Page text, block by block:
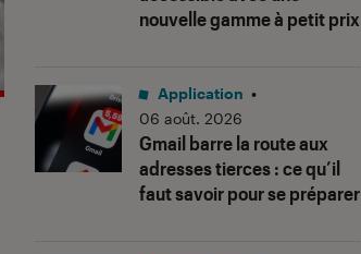
nouvelle gamme à petit prix
Gmail barre la route aux
adresses tierces : ce qu’il
faut savoir pour se préparer
Application •
06 août. 2026